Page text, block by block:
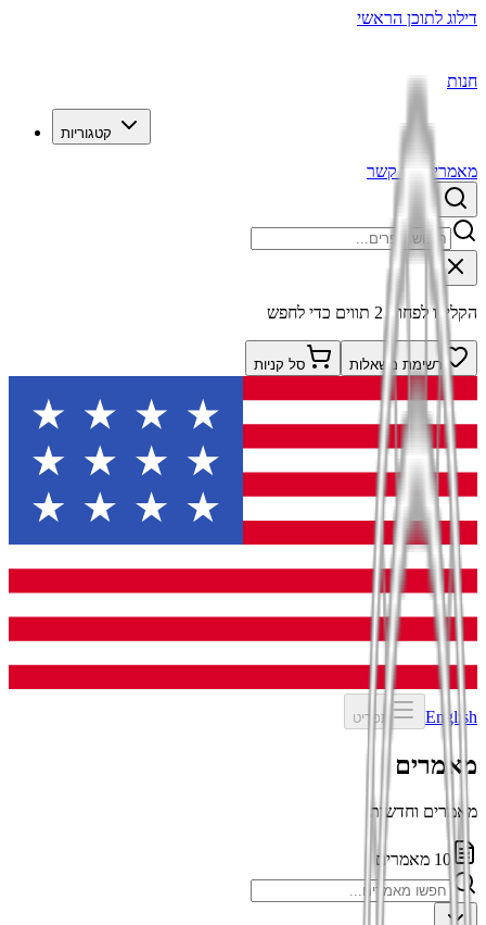
דילוג לתוכן הראשי
חנות
קטגוריות
מאמרים צרו קשר
הקלידו לפחות 2 תווים כדי לחפש
רשימת משאלות סל קניות
English תפריט
מאמרים
מאמרים וחדשות
10 מאמרים